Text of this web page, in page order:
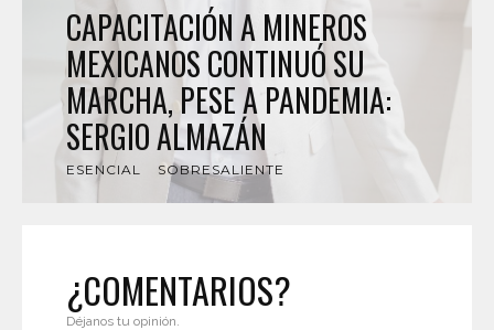
CAPACITACIÓN A MINEROS
MEXICANOS CONTINUÓ SU
MARCHA, PESE A PANDEMIA:
SERGIO ALMAZÁN
ESENCIAL SOBRESALIENTE
¿COMENTARIOS?
Déjanos tu opinión.